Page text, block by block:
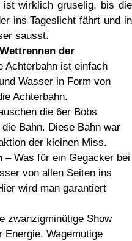
wirklich gruselig, bis die
ins Tageslicht fährt und in
sausst.
der
Achterbahn ist einfach
Wasser in Form von
Achterbahn.
die 6er Bobs
Bahn. Diese Bahn war
der kleinen Miss.
– Was für ein Gegacker bei
von allen Seiten ins
wird man garantiert
zwanzigminütige Show
Wagemutige